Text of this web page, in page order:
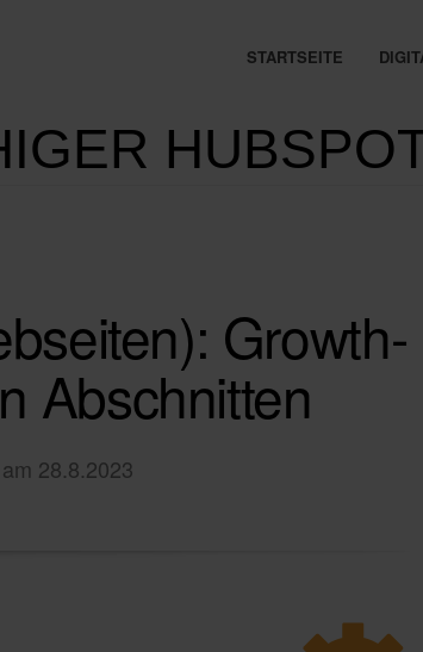
STARTSEITE
Growth-
Abschnitten
28.8.2023